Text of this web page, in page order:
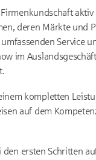
deren Märkte und
Service
im
kompletten
auf dem
ersten Schritten